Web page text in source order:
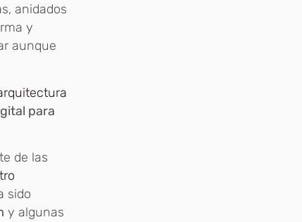
anidados
y
aunque
para
de las
sido
y algunas